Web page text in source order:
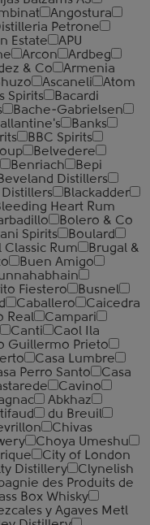
Angostura
Petrone
Estate
APU
Arcon
Ardbeg
& Co
Armenia
Ascaneli
Atom
Spirits
Bacardi
Bache-Gabrielsen
Banks
BBC Spirits
Belvedere
Benriach
Bepi
Beveland Distillers
Distillers
Blackadder
Heart Rum
Bolero & Co
Spirits
Boulard
Classic Rum
Brugal &
Buen Amigo
Fiestero
Busnel
Caballero
Caicedra
Real
Campari
Canti
Caol Ila
Guillermo Prieto
Casa Lumbre
Perro Santo
Casa
Cavino
Abkhaz
du Breuil
Chivas
Choya Umeshu
City of London
Distillery
Clynelish
des Produits de
Box Whisky
y Agaves Metl